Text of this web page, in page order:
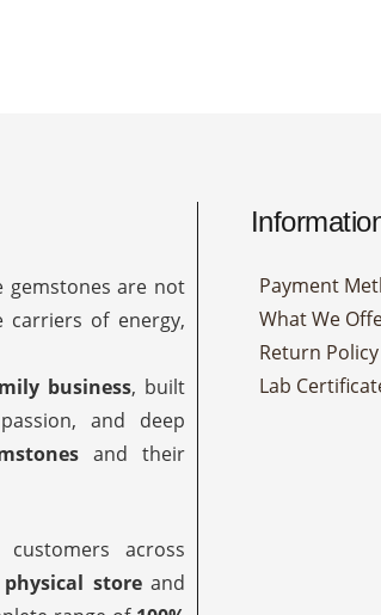
gemstones are not
of energy,
business, built
and deep
and their
across
physical storeand
Payment
What We
Return Policy
Lab